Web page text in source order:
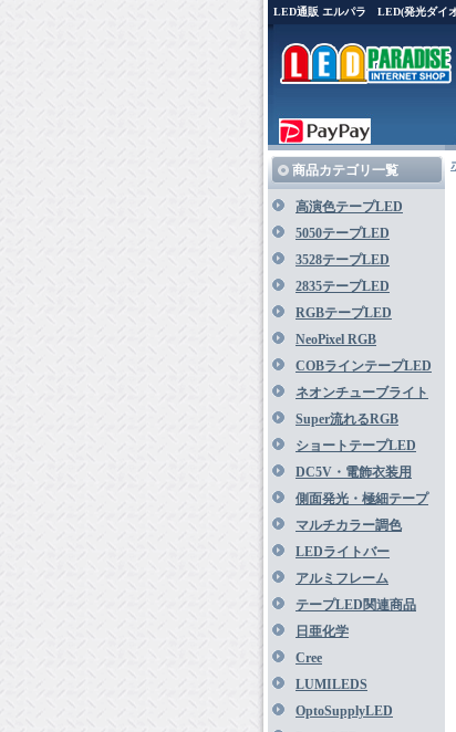
LED通販 エルパラ LED(発光ダイ
商品カテゴリ一覧
高演色テープLED
5050テープLED
3528テープLED
2835テープLED
RGBテープLED
NeoPixel RGB
COBラインテープLED
ネオンチューブライト
Super流れるRGB
ショートテープLED
DC5V・電飾衣装用
側面発光・極細テープ
マルチカラー調色
LEDライトバー
アルミフレーム
テープLED関連商品
日亜化学
Cree
LUMILEDS
OptoSupplyLED